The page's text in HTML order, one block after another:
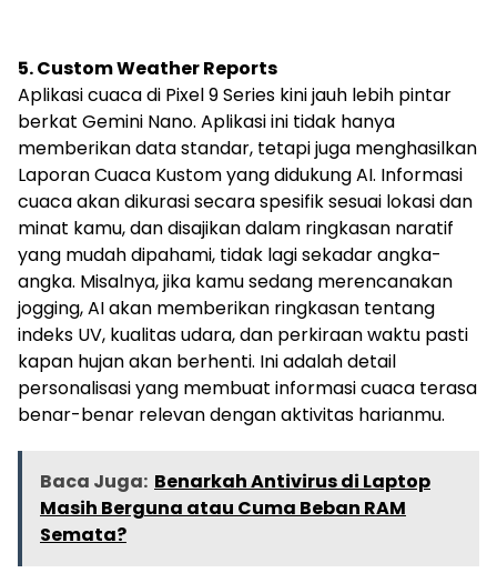
5. Custom Weather Reports
Aplikasi cuaca di Pixel 9 Series kini jauh lebih pintar
berkat Gemini Nano. Aplikasi ini tidak hanya
memberikan data standar, tetapi juga menghasilkan
Laporan Cuaca Kustom yang didukung AI. Informasi
cuaca akan dikurasi secara spesifik sesuai lokasi dan
minat kamu, dan disajikan dalam ringkasan naratif
yang mudah dipahami, tidak lagi sekadar angka-
angka. Misalnya, jika kamu sedang merencanakan
jogging, AI akan memberikan ringkasan tentang
indeks UV, kualitas udara, dan perkiraan waktu pasti
kapan hujan akan berhenti. Ini adalah detail
personalisasi yang membuat informasi cuaca terasa
benar-benar relevan dengan aktivitas harianmu.
Baca Juga: Benarkah Antivirus di Laptop
Masih Berguna atau Cuma Beban RAM
Semata?